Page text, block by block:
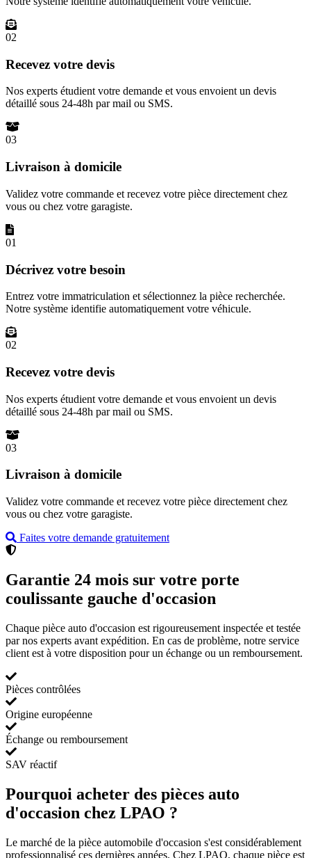
02
Recevez votre devis
Nos experts étudient votre demande et vous envoient un devis
détaillé sous 24-48h par mail ou SMS.
03
Livraison à domicile
Validez votre commande et recevez votre pièce directement chez
vous ou chez votre garagiste.
01
Décrivez votre besoin
Entrez votre immatriculation et sélectionnez la pièce recherchée.
Notre système identifie automatiquement votre véhicule.
02
Recevez votre devis
Nos experts étudient votre demande et vous envoient un devis
détaillé sous 24-48h par mail ou SMS.
03
Livraison à domicile
Validez votre commande et recevez votre pièce directement chez
vous ou chez votre garagiste.
Faites votre demande gratuitement
Garantie 24 mois sur votre porte
coulissante gauche d'occasion
Chaque pièce auto d'occasion est rigoureusement inspectée et testée
par nos experts avant expédition. En cas de problème, notre service
client est à votre disposition pour un échange ou un remboursement.
Pièces contrôlées
Origine européenne
Échange ou remboursement
SAV réactif
Pourquoi acheter des pièces auto
d'occasion chez LPAO ?
Le marché de la pièce automobile d'occasion s'est considérablement
professionnalisé ces dernières années. Chez LPAO, chaque pièce est